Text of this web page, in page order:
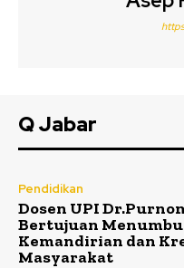
Q Jabar
Pendidikan
Dosen UPI
Bertujuan
Kemandirian dan
Masyarakat